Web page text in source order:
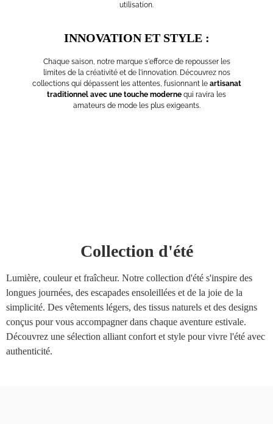
utilisation.
INNOVATION ET STYLE :
Chaque saison, notre marque s'efforce de repousser les
limites de la créativité et de l'innovation. Découvrez nos
collections qui dépassent les attentes, fusionnant le artisanat
traditionnel avec une touche moderne qui ravira les
amateurs de mode les plus exigeants.
Collection d'été
Lumière, couleur et fraîcheur. Notre collection d'été s'inspire des
longues journées, des escapades ensoleillées et de la joie de la
simplicité. Des vêtements légers, des tissus naturels et des designs
conçus pour vous accompagner dans chaque aventure estivale.
Découvrez une sélection alliant confort et style pour vivre l'été avec
authenticité.